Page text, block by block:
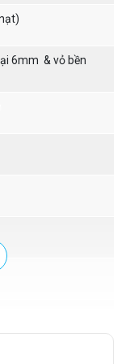
chất. Hệ thống
và bảo trì.
là một thiết
6mm & vỏ bền